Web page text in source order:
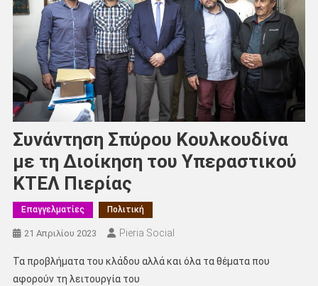
Συνάντηση Σπύρου Κουλκουδίνα
με τη Διοίκηση του Υπεραστικού
ΚΤΕΛ Πιερίας
Επαγγελματίες Πολιτική
21 Απριλίου 2023 Pieria Social
Τα προβλήματα του κλάδου αλλά και όλα τα θέματα που
αφορούν τη λειτουργία του